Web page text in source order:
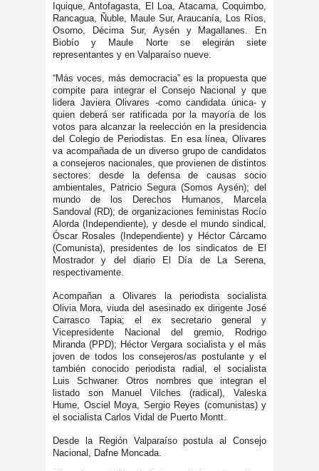
#Noticias #Elecciones
#CandidaturasConsejoNacional
#Colegiodeperiodistas
#Noticias #Elecciones
#Colegiodeperiodistas
#Eleccion
es
#Elecciones2
024
#FalloJudic
ial
#GabrielBoric
Font
#Géner
o
#GéneroYDD
HH
#Importan
te
#Importante #Noticias
#Asamblea
#Colegiodeperiodistas
#InformarNoEs
Delito
#LibertadDePr
ensa
#MediosNoSexi
stas
#Mega
#Megame
dia
#noticia
s
#Colegiodeperiodistas
Iquique, Antofagasta, El Loa, Atacama, Coquimbo,
Rancagua, Ñuble, Maule Sur, Araucanía, Los Ríos,
Osorno, Décima Sur, Aysén y Magallanes. En
Biobío y Maule Norte se elegirán siete
representantes y en Valparaíso nueve.
“Más voces, más democracia” es la propuesta que
compite para integrar el Consejo Nacional y que
lidera Javiera Olivares -como candidata única- y
quien deberá ser ratificada por la mayoría de los
votos para alcanzar la reelección en la presidencia
del Colegio de Periodistas. En esa línea, Olivares
va acompañada de un diverso grupo de candidatos
a consejeros nacionales, que provienen de distintos
sectores: desde la defensa de causas socio
ambientales, Patricio Segura (Somos Aysén); del
mundo de los Derechos Humanos, Marcela
Sandoval (RD); de organizaciones feministas Rocío
Alorda (Independiente), y desde el mundo sindical,
Óscar Rosales (Independiente) y Héctor Cárcamo
(Comunista), presidentes de los sindicatos de El
Mostrador y del diario El Día de La Serena,
respectivamente.
Acompañan a Olivares la periodista socialista
Olivia Mora, viuda del asesinado ex dirigente José
Carrasco Tapia; el ex secretario general y
Vicepresidente Nacional del gremio, Rodrigo
Miranda (PPD); Héctor Vergara socialista y el más
joven de todos los consejeros/as postulante y el
también conocido periodista radial, el socialista
Luis Schwaner. Otros nombres que integran el
listado son Manuel Vilches (radical), Valeska
Hume, Osciel Moya, Sergio Reyes (comunistas) y
el socialista Carlos Vidal de Puerto Montt.
Desde la Región Valparaíso postula al Consejo
Nacional, Dafne Moncada.